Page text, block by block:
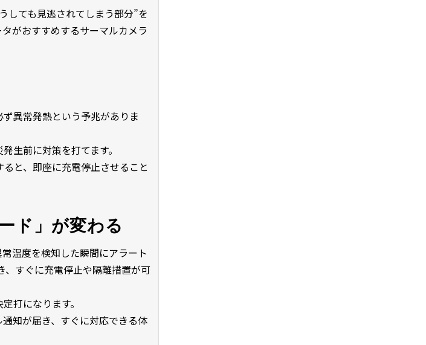
しても見逃されてしまう部分”を
がおすすめするサーマルカメラ
異常発熱という予兆がありま
生前に対策を打てます。
と、即座に充電停止させること
ド」が変わる
温度を検知した瞬間にアラート
、すぐに充電停止や隔離措置が可
打になります。
知が届き、すぐに対応できる体